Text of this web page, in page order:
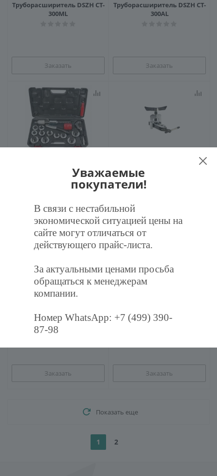
Труборасширитель DSZH CT-
300ML
Заказать
Труборасширитель DSZH CT-
300AL
Заказать
Заказать
Труборасширитель СТ-525
Заказать
Заказать Заказать
Показать еще
1 2
Уважаемые
покупатели!
В связи с нестабильной
экономической ситуацией цены на
сайте могут отличаться от
действующего прайс-листа.
За актуальными ценами просьба
обращаться к менеджерам
компании.
Номер WhatsApp: +7 (499) 390-
87-98